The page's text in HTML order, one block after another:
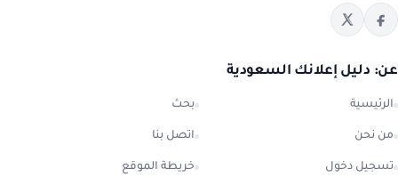
عن: دليل إعلانك السعودية
الرئيسية بحث
من نحن اتصل بنا
تسجيل دخول خريطة الموقع